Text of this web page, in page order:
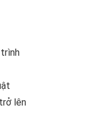
lên